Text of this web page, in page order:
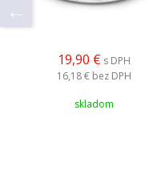
19,90 € s DPH
16,18 € bez DPH
skladom